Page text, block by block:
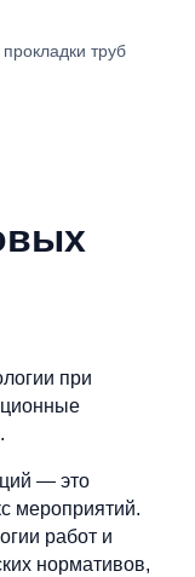
труб
при
— это
мероприятий.
работ и
нормативов,